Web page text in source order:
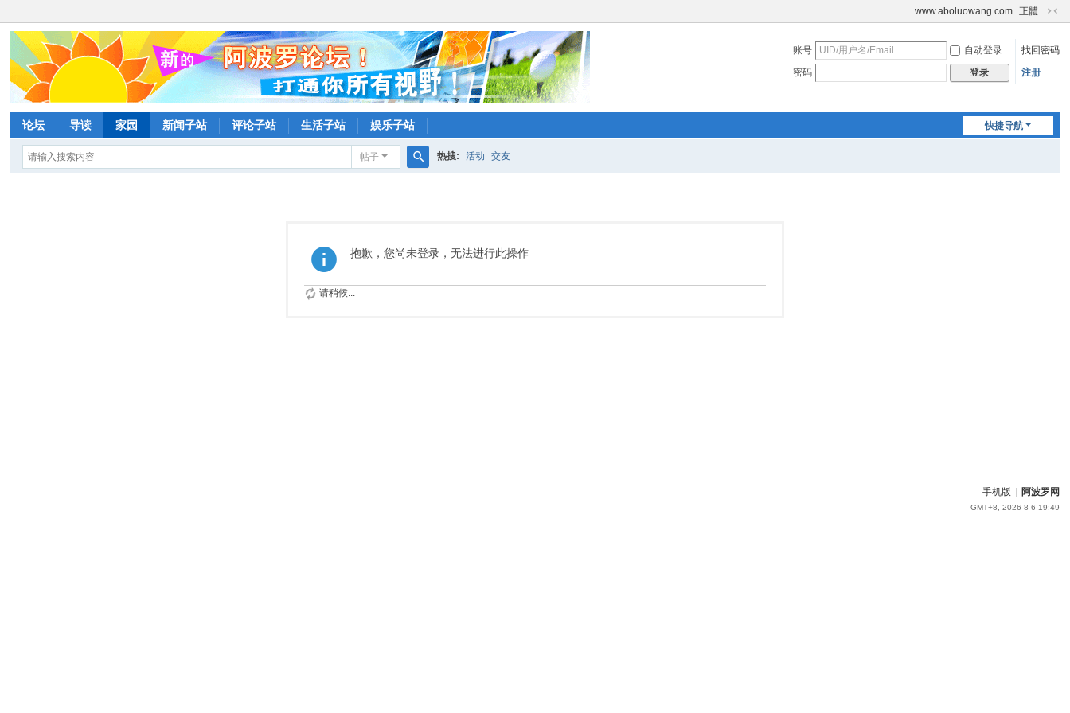
www.aboluowang.com 正體
切
到
账号 自动登录
找回密码
密码
登录 注册
快捷导航
论坛 导读 家园 新闻子站 评论子站 生活子站 娱乐子站
帖子 热搜: 活动 交友
抱歉，您尚未登录，无法进行此操作
请稍候...
手机版 阿波罗网
GMT+8, 2026-8-6 19:49